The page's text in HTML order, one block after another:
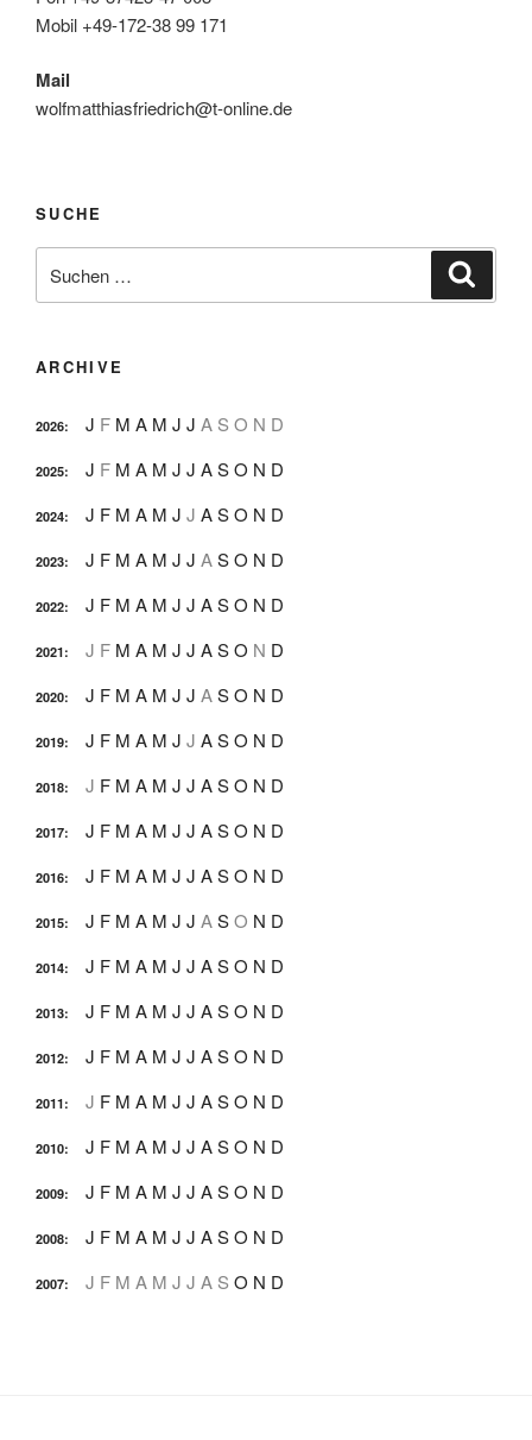
Mobil +49-172-38 99 171
Mail
wolfmatthiasfriedrich@t-online.de
SUCHE
nach:
ARCHIVE
2026: J F M A M J J A S O N D
2025: J F M A M J J ASO N D
2024: J F M A M J J ASO N D
2023: J F M A M J J ASO N D
2022: J F M A M J J ASO N D
2021: J F M A M J J ASO N D
2020: J F M A M J J ASO N D
2019: J F M A M J J ASO N D
2018: J F M A M J J ASO N D
2017: J F M A M J J ASO N D
2016: J F M A M J J ASO N D
2015: J F M A M J J ASO N D
2014: J F M A M J J ASO N D
2013: J F M A M J J ASO N D
2012: J F M A M J J ASO N D
2011: J F M A M J J ASO N D
2010: J F M A M J J ASO N D
2009: J F M A M J J ASO N D
2008: J F M A M J J ASO N D
2007: J F M A M J J A S O N D